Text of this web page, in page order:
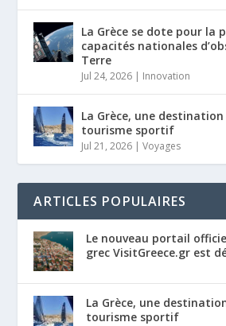
La Grèce se dote pour la
capacités nationales
Terre
Jul 24, 2026 | Innovation
La Grèce, une
tourisme sportif
Jul 21, 2026 |Voyages
ARTICLES POPULAIRES
Le nouveau portail
grec VisitGreece.gr est
La Grèce, une
tourisme sportif